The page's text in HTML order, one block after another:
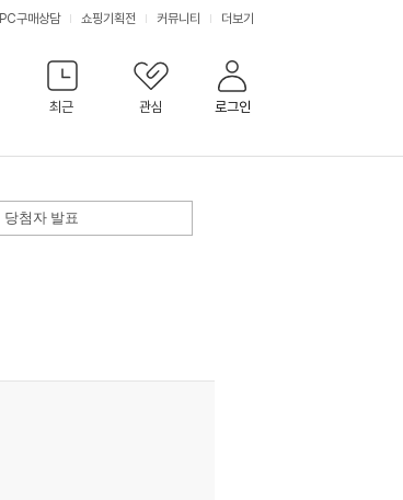
최근 관심 로그인
PC구매상담 쇼핑기획전 커뮤니티 더보기
당첨자 발표